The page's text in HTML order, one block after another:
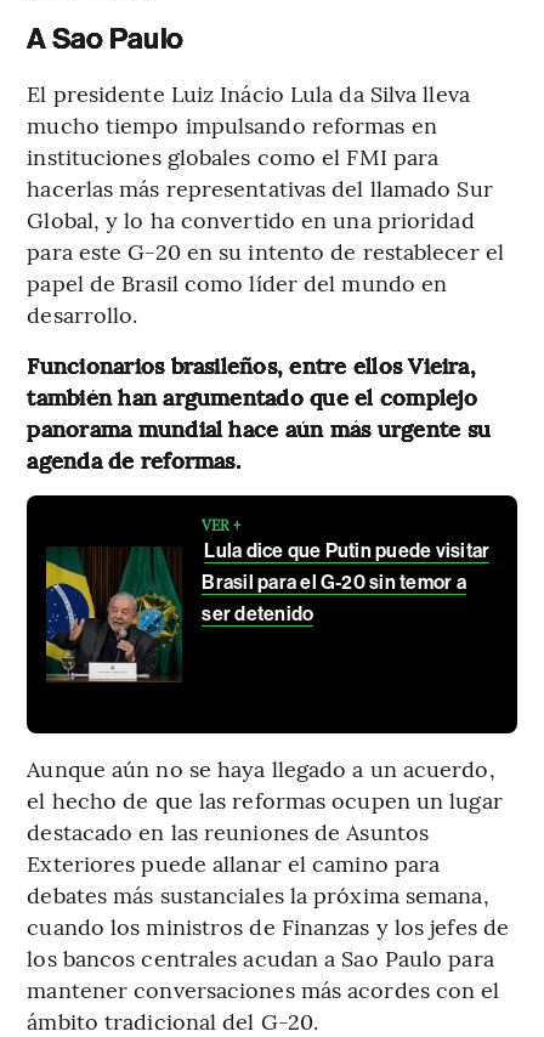
A Sao Paulo
El presidente Luiz Inácio Lula da Silva lleva
mucho tiempo impulsando reformas en
instituciones globales como el FMI para
hacerlas más representativas del llamado Sur
Global, y lo ha convertido en una prioridad
para este G-20 en su intento de restablecer el
papel de Brasil como líder del mundo en
desarrollo.
Funcionarios brasileños, entre ellos Vieira,
también han argumentado que el complejo
panorama mundial hace aún más urgente su
agenda de reformas.
VER +
Lula dice que Putin puede visitar
Brasil para el G-20 sin temor a
ser detenido
Aunque aún no se haya llegado a un acuerdo,
el hecho de que las reformas ocupen un lugar
destacado en las reuniones de Asuntos
Exteriores puede allanar el camino para
debates más sustanciales la próxima semana,
cuando los ministros de Finanzas y los jefes de
los bancos centrales acudan a Sao Paulo para
mantener conversaciones más acordes con el
ámbito tradicional del G-20.